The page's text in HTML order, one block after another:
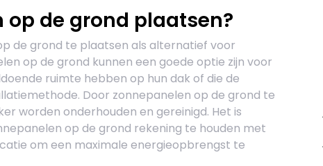
op de grond plaatsen?
de grond te plaatsen als alternatief voor
op de grond kunnen een goede optie zijn voor
ruimte hebben op hun dak of die de
Door zonnepanelen op de grond te
worden onderhouden en gereinigd. Het is
op de grond rekening te houden met
om een maximale energieopbrengst te